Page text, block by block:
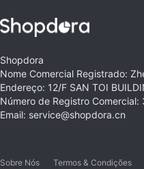
Shopdora
Nome Comercial Registrado:
Endereço: 12/F SAN TOI
Número de Registro Comercial:
Email: service@shopdora.cn
Sobre Nós Termos & Condições